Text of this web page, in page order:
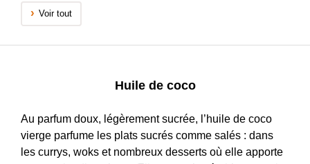
Voir tout
Huile de coco
Au parfum doux, légèrement sucrée, l’huile de coco
vierge parfume les plats sucrés comme salés : dans
les currys, woks et nombreux desserts où elle apporte